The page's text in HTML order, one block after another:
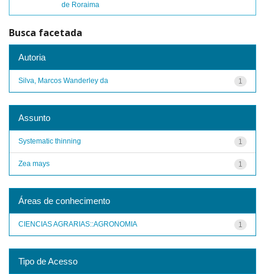
de Roraima
Busca facetada
Autoria
1
Silva, Marcos Wanderley da
Assunto
1
Systematic thinning
1
Zea mays
Áreas de conhecimento
1
CIENCIAS AGRARIAS::AGRONOMIA
Tipo de Acesso